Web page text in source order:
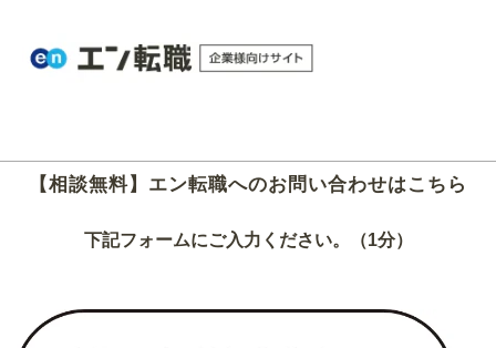
【相談無料】エン転職へのお問い合わせはこちら
下記フォームにご入力ください。（1分）